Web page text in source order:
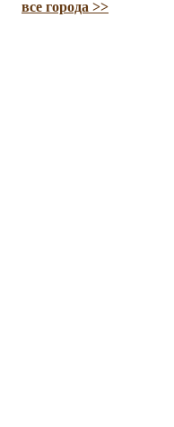
все города >>